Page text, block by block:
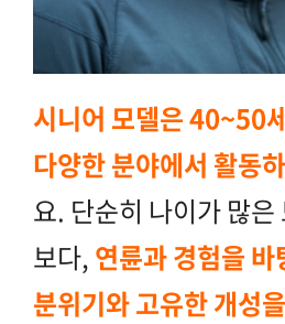
시니어 모델은 40~50
다양한 분야에서 활동
요. 단순히 나이가 많은
보다,연륜과 경험을
분위기와 고유한 개성